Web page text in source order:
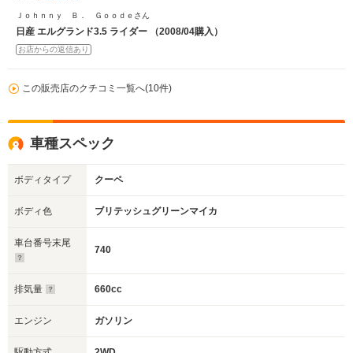
Ｊｏｈｎｎｙ Ｂ． Ｇｏｏｄｅさん
日産 エルグランド3.5 ライダー （2008/04購入）
お店からの返信あり
この販売店のクチコミ一覧へ(10件)
車種スペック
ボディタイプ クーペ
ボディ色 ブリテッシュグリーンマイカ
車台番号末尾
740
排気量 660cc
エンジン ガソリン